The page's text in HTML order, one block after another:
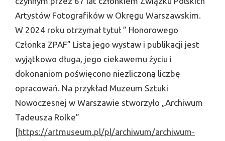
Artystów Fotografików w Okręgu Warszawskim.
W 2024 roku otrzymał tytuł ” Honorowego
Członka ZPAF” Lista jego wystaw i publikacji jest
wyjątkowo długa, jego ciekawemu życiu i
dokonaniom poświęcono niezliczoną liczbę
opracowań. Na przykład Muzeum Sztuki
Nowoczesnej w Warszawie stworzyło „Archiwum
Tadeusza Rolke”
[https://artmuseum.pl/pl/archiwum/archiwum-